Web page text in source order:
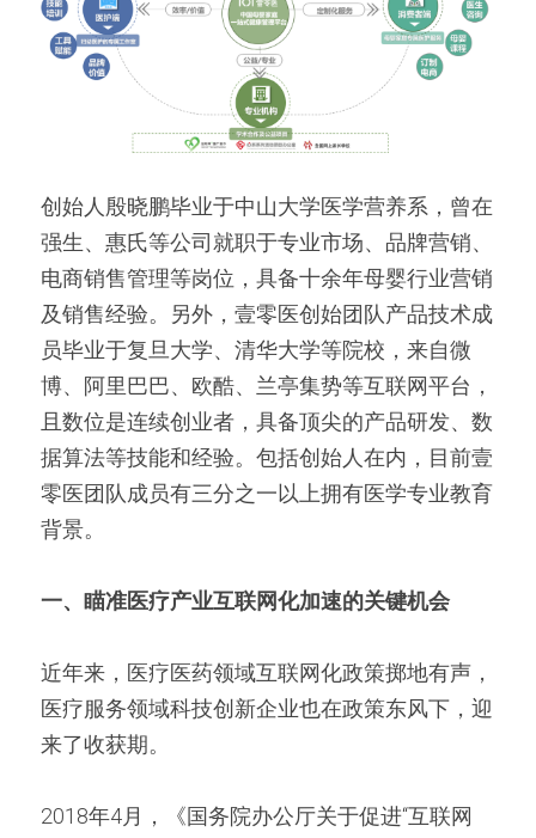
创始人殷晓鹏毕业于中山大学医学营养系，曾在
强生、惠氏等公司就职于专业市场、品牌营销、
电商销售管理等岗位，具备十余年母婴行业营销
及销售经验。另外，壹零医创始团队产品技术成
员毕业于复旦大学、清华大学等院校，来自微
博、阿里巴巴、欧酷、兰亭集势等互联网平台，
且数位是连续创业者，具备顶尖的产品研发、数
据算法等技能和经验。包括创始人在内，目前壹
零医团队成员有三分之一以上拥有医学专业教育
背景。
一、瞄准医疗产业互联网化加速的关键机会
近年来，医疗医药领域互联网化政策掷地有声，
医疗服务领域科技创新企业也在政策东风下，迎
来了收获期。
2018年4月，《国务院办公厅关于促进“互联网